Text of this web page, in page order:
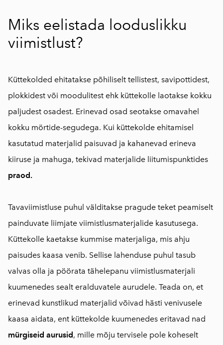
Miks eelistada looduslikku
viimistlust?
Küttekolded ehitatakse põhiliselt tellistest, savipottidest,
plokkidest või moodulitest ehk küttekolle laotakse kokku
paljudest osadest. Erinevad osad seotakse omavahel
kokku mörtide-segudega. Kui küttekolde ehitamisel
kasutatud materjalid paisuvad ja kahanevad erineva
kiiruse ja mahuga, tekivad materjalide liitumispunktides
praod.
Tavaviimistluse puhul välditakse pragude teket peamiselt
painduvate liimjate viimistlusmaterjalide kasutusega.
Küttekolle kaetakse kummise materjaliga, mis ahju
paisudes kaasa venib. Sellise lahenduse puhul tasub
valvas olla ja pöörata tähelepanu viimistlusmaterjali
kuumenedes sealt eralduvatele aurudele. Teada on, et
erinevad kunstlikud materjalid võivad hästi venivusele
kaasa aidata, ent küttekolde kuumenedes eritavad nad
mürgiseid aurusid, mille mõju tervisele pole koheselt